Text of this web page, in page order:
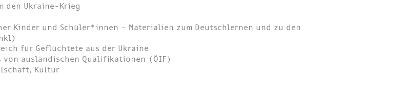
den Ukraine-Krieg
Kinder und Schüler*innen - Materialien zum Deutschlernen und zu den
für Geflüchtete aus der Ukraine
von ausländischen Qualifikationen (ÖIF)
Kultur